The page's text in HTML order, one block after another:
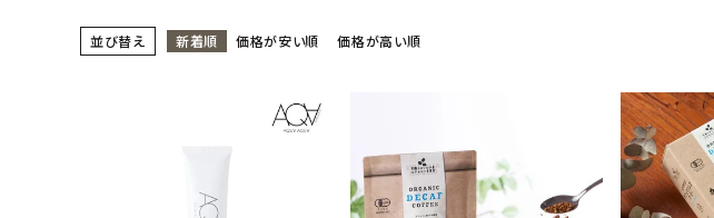
フェムケア
並び替え 新着順 価格が安い順 価格が高い順